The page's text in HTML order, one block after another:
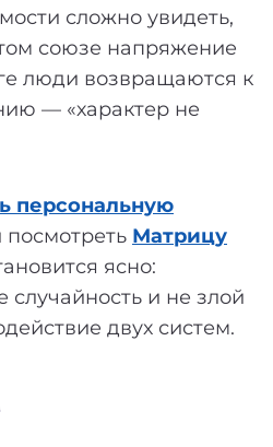
сложно увидеть,
союзе напряжение
люди возвращаются к
— «характер не
персональную
посмотреть Матрицу
ясно:
и не злой
двух систем.